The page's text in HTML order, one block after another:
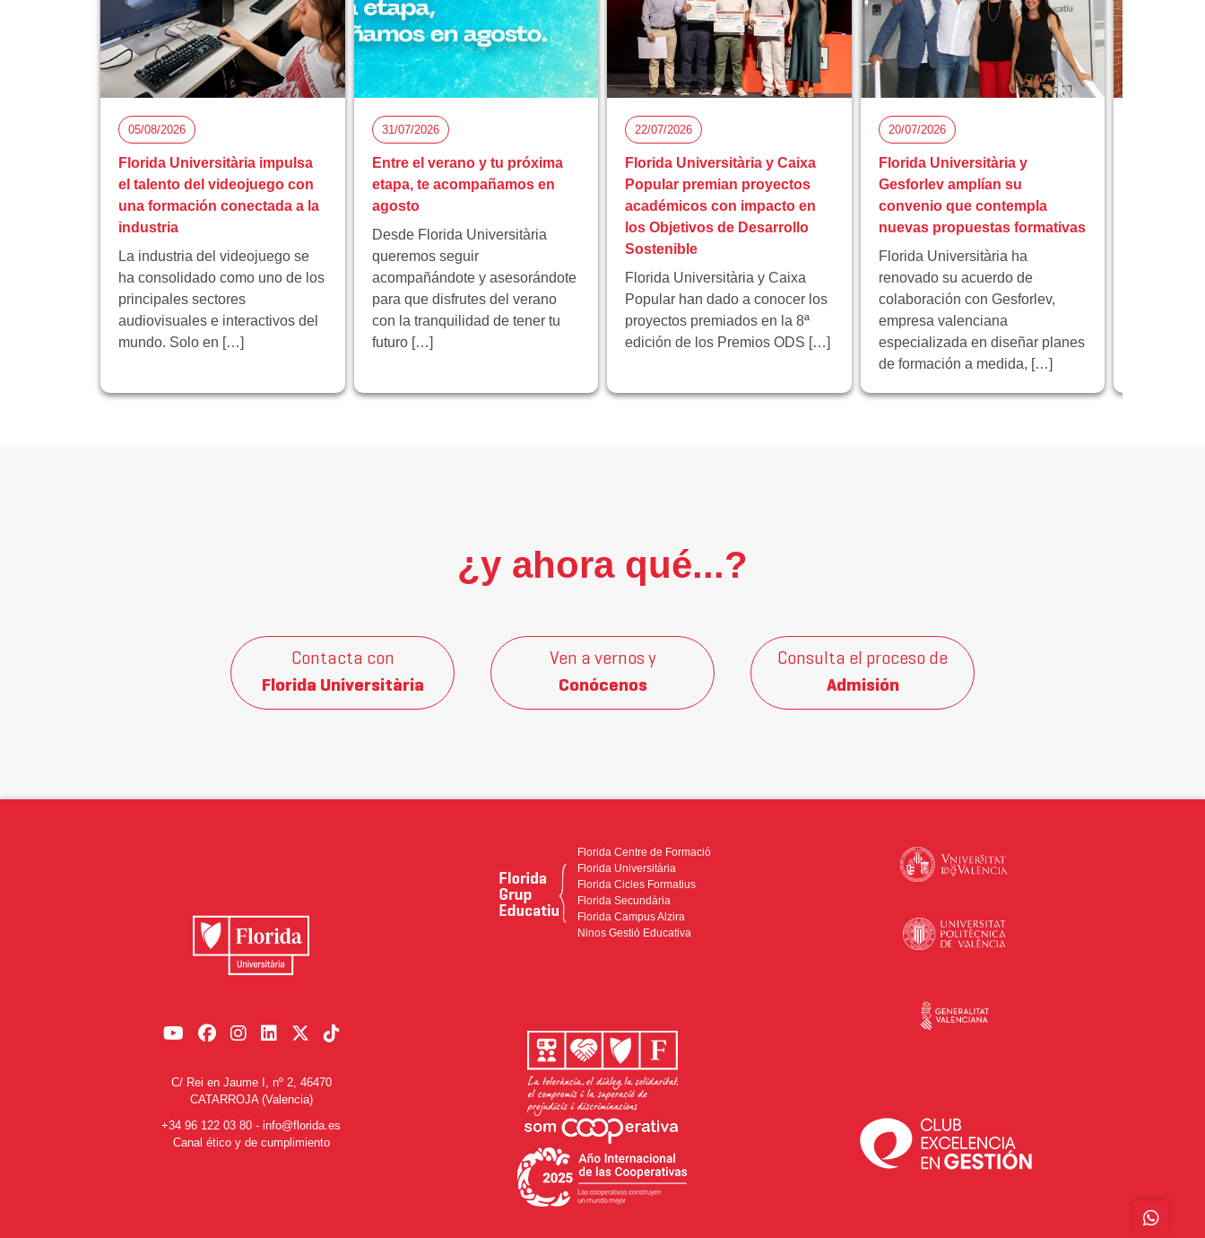
05/08/2026
Florida Universitària impulsa
el talento del videojuego con
una formación conectada a la
industria
La industria del videojuego se
ha consolidado como uno de los
principales sectores
audiovisuales e interactivos del
mundo. Solo en […]
31/07/2026
Entre el verano y tu próxima
etapa, te acompañamos en
agosto
Desde Florida Universitària
queremos seguir
acompañándote y asesorándote
para que disfrutes del verano
con la tranquilidad de tener tu
futuro […]
22/07/2026
Florida Universitària y Caixa
Popular premian proyectos
académicos con impacto en
los Objetivos de Desarrollo
Sostenible
Florida Universitària y Caixa
Popular han dado a conocer los
proyectos premiados en la 8ª
edición de los Premios ODS […]
20/07/2026
Florida Universitària y
Gesforlev amplían su
convenio que contempla
nuevas propuestas formativas
Florida Universitària ha
renovado su acuerdo de
colaboración con Gesforlev,
empresa valenciana
especializada en diseñar planes
de formación a medida, […]
¿y ahora qué...?
Contacta con
Florida Universitària
Ven a vernos y
Conócenos
Consulta el proceso de
Admisión
C/ Rei en Jaume I, nº 2, 46470
CATARROJA (Valencia)
+34 96 122 03 80 - info@florida.es
Canal ético y de cumplimiento
Florida Centre de Formació
Florida Universitària
Florida Cicles Formatius
Florida Secundària
Florida Campus Alzira
Ninos Gestió Educativa